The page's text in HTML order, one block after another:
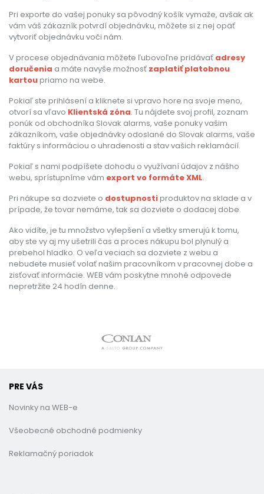
Pri exporte do vašej ponuky sa pôvodný košík vymaže, avšak ak
vám váš zákazník potvrdí objednávku, môžete si z nej opäť
vytvoriť objednávku voči nám.
V procese objednávania môžete ľubovoľne pridávať adresy
doručenia a máte navyše možnosť zaplatiť platobnou
kartoupriamo na webe.
Pokiaľ ste prihlásení a kliknete si vpravo hore na svoje meno,
otvorí sa vľavo Klientská zóna. Tu nájdete svoj profil, zoznam
ponúk od obchodníka Slovak alarms, vaše ponuky vašim
zákazníkom, vaše objednávky odoslané do Slovak alarms, vaše
faktúry s informáciou o uhradenosti a stav vašich reklamácií.
Pokiaľ s nami podpíšete dohodu o využívaní údajov z nášho
webu, sprístupníme vám export vo formáte XML.
Pri nákupe sa dozviete o dostupnostiproduktov na sklade a v
prípade, že tovar nemáme, tak sa dozviete o dodacej dobe.
Ako vidíte, je tu množstvo vylepšení a všetky smerujú k tomu,
aby ste vy aj my ušetrili čas a proces nákupu bol plynulý a
prebehol hladko. O veľa veciach sa dozviete z webu a
nebudete musieť volať našim pracovníkom v pracovnej dobe a
zisťovať informácie. WEB vám poskytne mnohé odpovede
nepretržite 24 hodín denne.
PRE VÁS
Novinky na WEB-e
Všeobecné obchodné podmienky
Reklamačný poriadok